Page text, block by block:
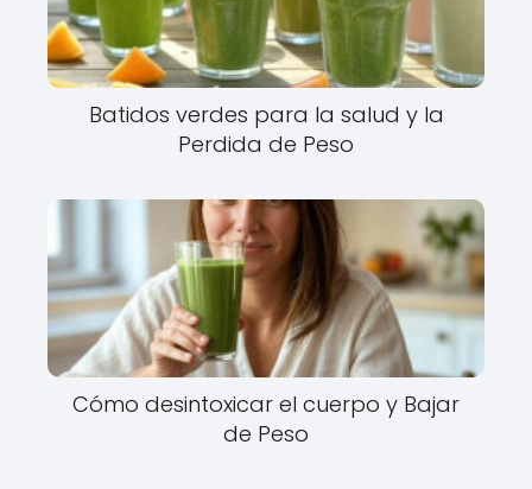
Batidos verdes para la salud y la
Perdida de Peso
Cómo desintoxicar el cuerpo y Bajar
de Peso